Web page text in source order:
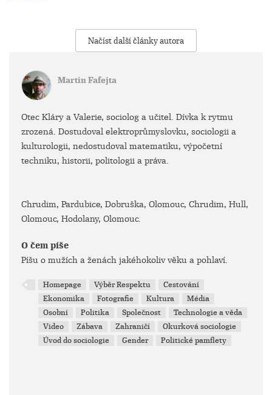
Načíst další články autora
Martin Fafejta
Otec Kláry a Valerie, sociolog a učitel. Dívka k rytmu
zrozená. Dostudoval elektroprůmyslovku, sociologii a
kulturologii, nedostudoval matematiku, výpočetní
techniku, historii, politologii a práva.
Chrudim, Pardubice, Dobruška, Olomouc, Chrudim, Hull,
Olomouc, Hodolany, Olomouc.
O čem píše
Píšu o mužích a ženách jakéhokoliv věku a pohlaví.
Homepage Výběr Respektu
Cestování
Ekonomika
Fotografie Kultura
Média
Osobní
Politika Společnost
Technologie a věda
Video
Zábava Zahraničí
Okurková sociologie
Úvod do sociologie
Gender Politické pamflety